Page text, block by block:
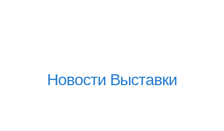
Новости Выставки